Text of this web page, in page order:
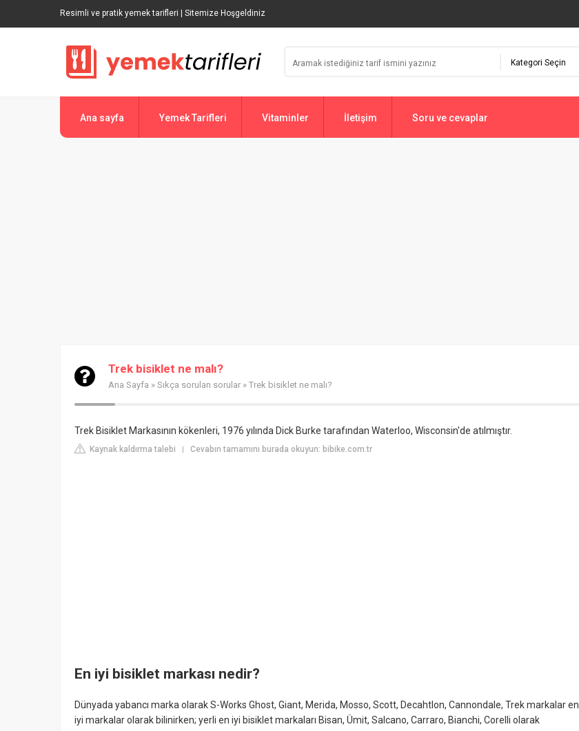
Resimli ve pratik yemek tarifleri | Sitemize Hoşgeldiniz
Ana sayfa Yemek Tarifleri Vitaminler İletişim Soru ve cevaplar
Trek bisiklet ne malı?
Ana Sayfa » Sıkça sorulan sorular » Trek bisiklet ne malı?
Trek Bisiklet Markasının kökenleri, 1976 yılında Dick Burke tarafından Waterloo, Wisconsin'de atılmıştır.
Kaynak kaldırma talebi | Cevabın tamamını burada okuyun: bibike.com.tr
En iyi bisiklet markası nedir?
Dünyada yabancı marka olarak S-Works Ghost, Giant, Merida, Mosso, Scott, Decahtlon, Cannondale, Trek markalar en
iyi markalar olarak bilinirken; yerli en iyi bisiklet markaları Bisan, Ümit, Salcano, Carraro, Bianchi, Corelli olarak